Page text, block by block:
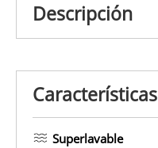
Descripción
Características
Superlavable